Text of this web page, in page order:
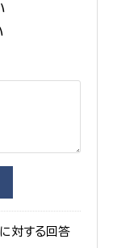
対する回答